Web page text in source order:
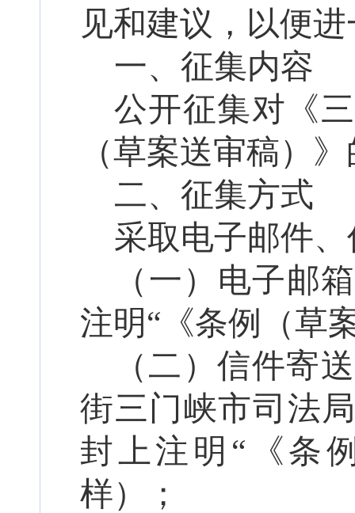
见和建议，以便
一、征集内容
公开征集对 《
（草案送审稿）》
二、征集方式
采取电子邮件
（一）电子邮
注明“《条例（草
（二）信件寄
街三门峡市司法
封上注明“《条
样）；